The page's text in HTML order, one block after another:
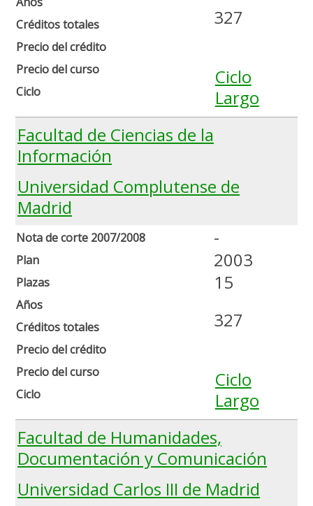
Créditos totales
Precio del crédito
Precio del curso
Ciclo
327
Ciclo
Largo
Facultad de Ciencias de la
Información
Universidad Complutense de
Madrid
Nota de corte 2007/2008
Plan
Plazas
Años
Créditos totales
Precio del crédito
Precio del curso
Ciclo
-
2003
15
327
Ciclo
Largo
Facultad de Humanidades,
Documentación y Comunicación
Universidad Carlos III de Madrid